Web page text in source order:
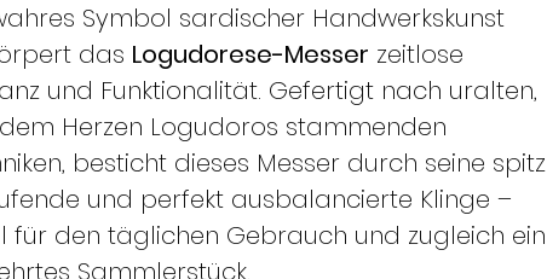
Symbol sardischer Handwerkskunst
das Logudorese-Messer zeitlose
und Funktionalität. Gefertigt nach uralten,
Herzen Logudoros stammenden
besticht dieses Messer durch seine spitz
und perfekt ausbalancierte Klinge –
für den täglichen Gebrauch und zugleich ein
Sammlerstück.